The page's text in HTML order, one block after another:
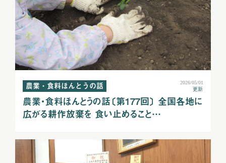
農業・食料ほんとうの話
2026/05/01
更新
農業・食料ほんとうの話〔第177回〕 全国各地に
広がる耕作放棄を 食い止めること…